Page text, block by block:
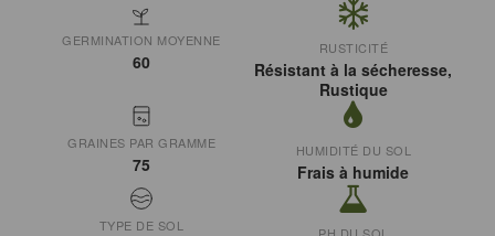
GERMINATION MOYENNE
60
RUSTICITÉ
Résistant à la sécheresse,
Rustique
GRAINES PAR GRAMME
75
HUMIDITÉ DU SOL
Frais à humide
TYPE DE SOL